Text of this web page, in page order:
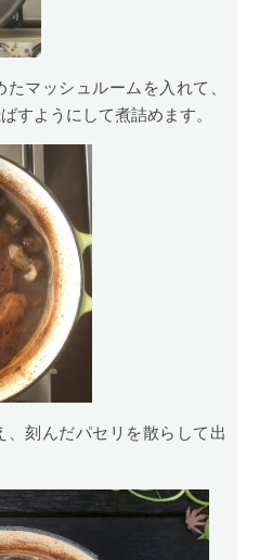
マッシュルームを入れて、
すようにして煮詰めます。
刻んだパセリを散らして出